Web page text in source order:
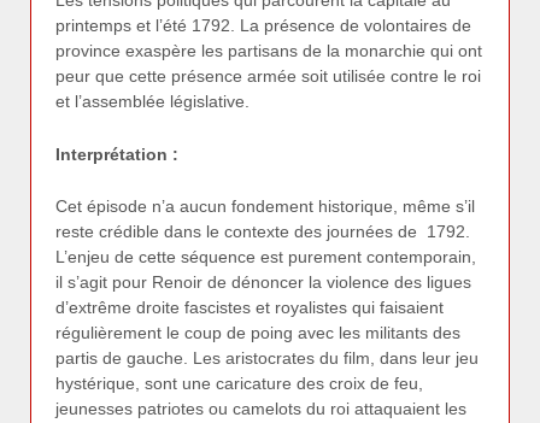
printemps et l’été 1792. La présence de volontaires de
province exaspère les partisans de la monarchie qui ont
peur que cette présence armée soit utilisée contre le roi
et l’assemblée législative.
Interprétation :
Cet épisode n’a aucun fondement historique, même s’il
reste crédible dans le contexte des journées de 1792.
L’enjeu de cette séquence est purement contemporain,
il s’agit pour Renoir de dénoncer la violence des ligues
d’extrême droite fascistes et royalistes qui faisaient
régulièrement le coup de poing avec les militants des
partis de gauche. Les aristocrates du film, dans leur jeu
hystérique, sont une caricature des croix de feu,
jeunesses patriotes ou camelots du roi attaquaient les